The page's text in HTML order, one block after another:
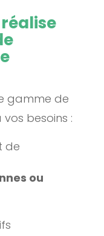
gamme de
besoins :
de
ou